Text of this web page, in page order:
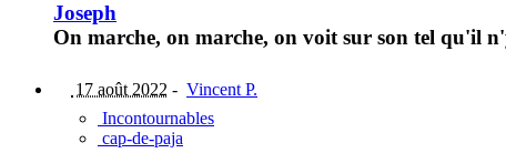
Joseph
On marche, on marche, on voit sur son tel qu'il
17 août 2022 - Vincent P.
Incontournables
cap-de-paja